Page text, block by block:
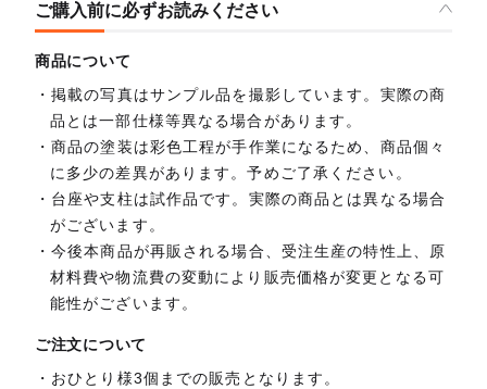
ご購入前に必ずお読みください
商品について
掲載の写真はサンプル品を撮影しています。実際の商
品とは一部仕様等異なる場合があります。
商品の塗装は彩色工程が手作業になるため、商品個々
に多少の差異があります。予めご了承ください。
台座や支柱は試作品です。実際の商品とは異なる場合
がございます。
今後本商品が再販される場合、受注生産の特性上、原
材料費や物流費の変動により販売価格が変更となる可
能性がございます。
ご注文について
おひとり様3個までの販売となります。